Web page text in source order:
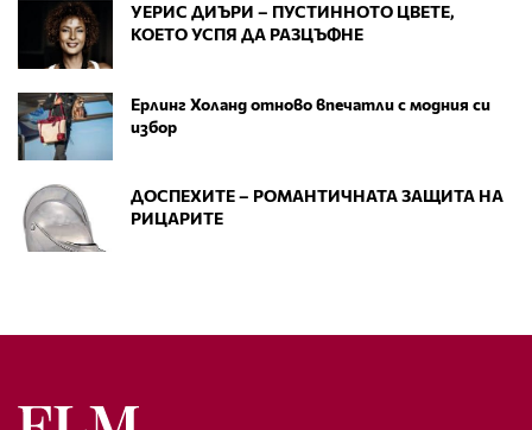
УЕРИС ДИЪРИ – ПУСТИННОТО ЦВЕТЕ,
КОЕТО УСПЯ ДА РАЗЦЪФНЕ
Ерлинг Холанд отново впечатли с модния си
избор
ДОСПЕХИТЕ – РОМАНТИЧНАТА ЗАЩИТА НА
РИЦАРИТЕ